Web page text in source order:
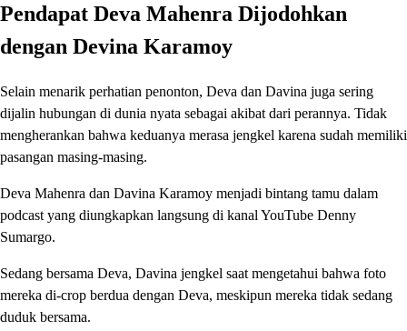
Pendapat Deva Mahenra Dijodohkan
dengan Devina Karamoy
Selain menarik perhatian penonton, Deva dan Davina juga sering
dijalin hubungan di dunia nyata sebagai akibat dari perannya. Tidak
mengherankan bahwa keduanya merasa jengkel karena sudah memiliki
pasangan masing-masing.
Deva Mahenra dan Davina Karamoy menjadi bintang tamu dalam
podcast yang diungkapkan langsung di kanal YouTube Denny
Sumargo.
Sedang bersama Deva, Davina jengkel saat mengetahui bahwa foto
mereka di-crop berdua dengan Deva, meskipun mereka tidak sedang
duduk bersama.